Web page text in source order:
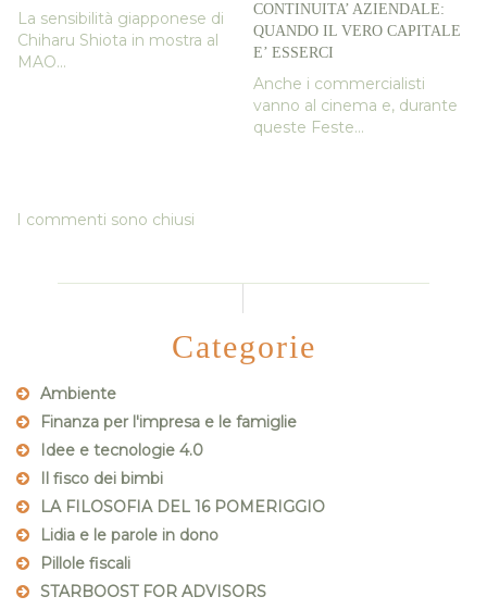
La sensibilità giapponese di
Chiharu Shiota in mostra al
MAO...
CONTINUITA’ AZIENDALE:
QUANDO IL VERO CAPITALE
E’ ESSERCI
Anche i commercialisti
vanno al cinema e, durante
queste Feste...
I commenti sono chiusi
Categorie
Ambiente
Finanza per l'impresa e le famiglie
Idee e tecnologie 4.0
Il fisco dei bimbi
LA FILOSOFIA DEL 16 POMERIGGIO
Lidia e le parole in dono
Pillole fiscali
STARBOOST FOR ADVISORS